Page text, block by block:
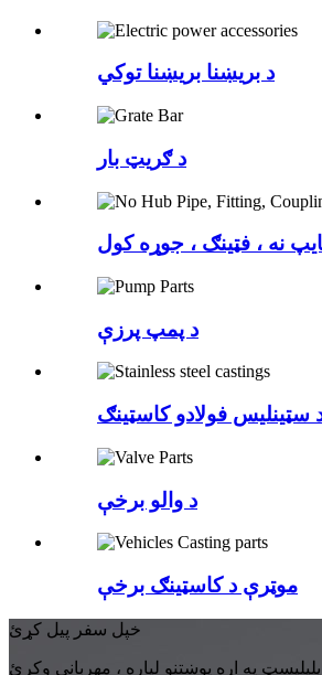
د بریښنا بریښنا توکي
د ګریټ بار
نه ، فټینګ ، جوړه کول
د پمپ پرزې
سټینلیس فولادو کاسټینګ
د والو برخې
موټرې د کاسټینګ برخې
خپل سفر پیل کړئ
په اړه پوښتنو لپاره ، مهرباني وکړئ